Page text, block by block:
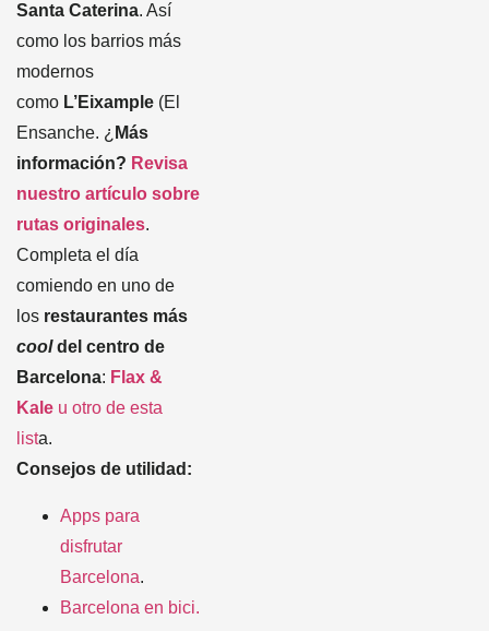
Santa Caterina. Así
como los barrios más
modernos
como L’Eixample (El
Ensanche. ¿ Más
información? Revisa
nuestro artículo sobre
rutas originales.
Completa el día
comiendo en uno de
los restaurantes más
cooldel centro de
Barcelona: Flax &
Kale u otro de esta
lista.
Consejos de utilidad:
Apps para
disfrutar
Barcelona.
Barcelona en bici.